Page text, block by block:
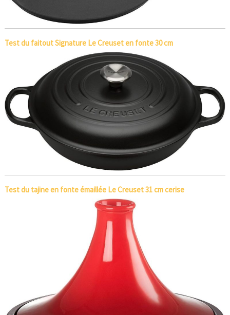
Test du faitout Signature Le Creuset en fonte 30 cm
Test du tajine en fonte émaillée Le Creuset 31 cm cerise